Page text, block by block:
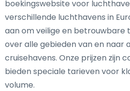
boekingswebsite voor
verschillende luchthavens in
aan om veilige en betrouwbare
over alle gebieden van en naar
cruisehavens. Onze prijzen zijn
bieden speciale tarieven voor
volume.